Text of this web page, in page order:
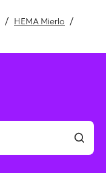
HEMA Mierlo